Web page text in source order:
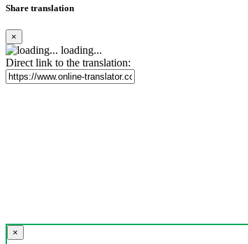
Share translation
×
loading...
Direct link to the translation:
×